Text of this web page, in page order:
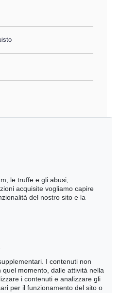
le truffe e gli abusi,
acquisite vogliamo capire
del nostro sito e la
I contenuti non
momento, dalle attività nella
i contenuti e analizzare gli
per il funzionamento del sito o